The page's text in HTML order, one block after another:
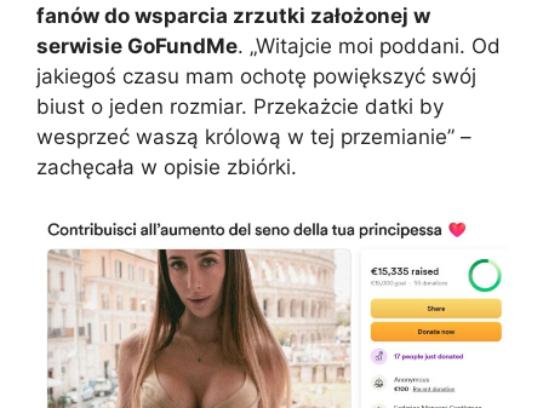
fanów do wsparcia zrzutki założonej w
serwisie GoFundMe. „Witajcie moi poddani. Od
jakiegoś czasu mam ochotę powiększyć swój
biust o jeden rozmiar. Przekażcie datki by
wesprzeć waszą królową w tej przemianie” –
zachęcała w opisie zbiórki.